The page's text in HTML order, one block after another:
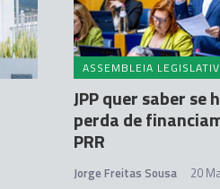
ASSEMBLEIA
JPP quer saber se
perda de
PRR
Jorge Freitas Sousa 20